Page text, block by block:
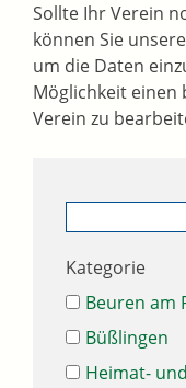
Sollte Ihr Verein
können Sie
um die Daten
Möglichkeit einen
Verein zu
Kategorie
Beuren am
Büßlingen
Heimat-